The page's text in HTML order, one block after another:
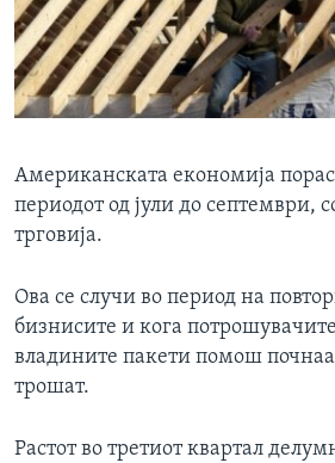
ИНТЕРВЈУА
Јазици
Американската економија
периодот од јули до септември,
трговија.
Ова се случи во период на
бизнисите и кога
владините пакети помош
трошат.
Растот во третиот квартал